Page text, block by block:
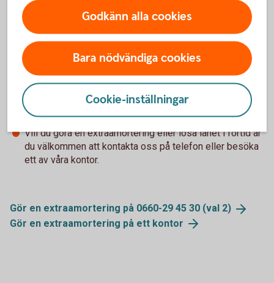
Amortering och återbetalning av
vårt solcellslån
Återbetalningstiden för lånet är 1 - 12 år beroende på
lånets storlek och syfte.
Vill du göra en extraamortering eller lösa lånet i förtid är
du välkommen att kontakta oss på telefon eller besöka
ett av våra kontor.
Gör en extraamortering på 0660-29 45 30 (val 2)
Gör en extraamortering på ett kontor
Godkänn alla cookies
Bara nödvändiga cookies
Cookie-inställningar